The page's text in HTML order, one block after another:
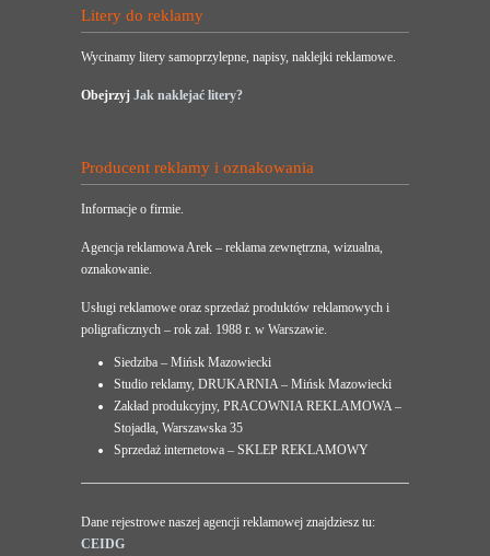
Litery do reklamy
Wycinamy litery samoprzylepne, napisy, naklejki reklamowe.
Obejrzyj Jak naklejać litery?
Producent reklamy i oznakowania
Informacje o firmie.
Agencja reklamowa Arek – reklama zewnętrzna, wizualna,
oznakowanie.
Usługi reklamowe oraz sprzedaż produktów reklamowych i
poligraficznych – rok zał. 1988 r. w Warszawie.
Siedziba – Mińsk Mazowiecki
Studio reklamy, DRUKARNIA – Mińsk Mazowiecki
Zakład produkcyjny, PRACOWNIA REKLAMOWA –
Stojadła, Warszawska 35
Sprzedaż internetowa – SKLEP REKLAMOWY
Dane rejestrowe naszej agencji reklamowej znajdziesz tu:
CEIDG